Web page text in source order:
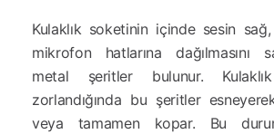
Kulaklık soketinin içinde sesin
mikrofon hatlarına dağılmasını
metal şeritler bulunur.
zorlandığında bu şeritler
veya tamamen kopar. Bu